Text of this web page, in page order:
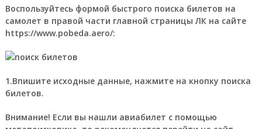
Воспользуйтесь формой быстрого поиска билетов на
самолет в правой части главной страницы ЛК на сайте
https://www.pobeda.aero/:
1.Впишите исходные данные, нажмите на кнопку поиска
билетов.
Внимание! Если вы нашли авиабилет с помощью